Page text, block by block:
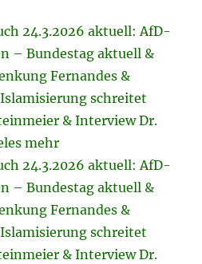
24.3.2026 aktuell: AfD-
– Bundestag aktuell &
Fernandes &
schreitet
& Interview Dr.
mehr
24.3.2026 aktuell: AfD-
– Bundestag aktuell &
Fernandes &
schreitet
& Interview Dr.